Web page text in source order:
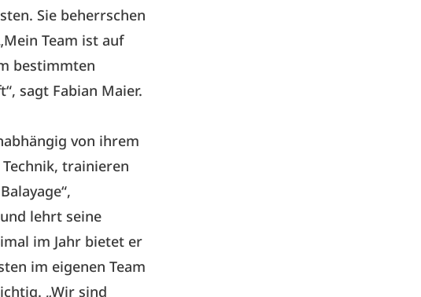
Sie beherrschen
Team ist auf
bestimmten
sagt Fabian Maier.
von ihrem
trainieren
lehrt seine
im Jahr bietet er
im eigenen Team
„Wir sind